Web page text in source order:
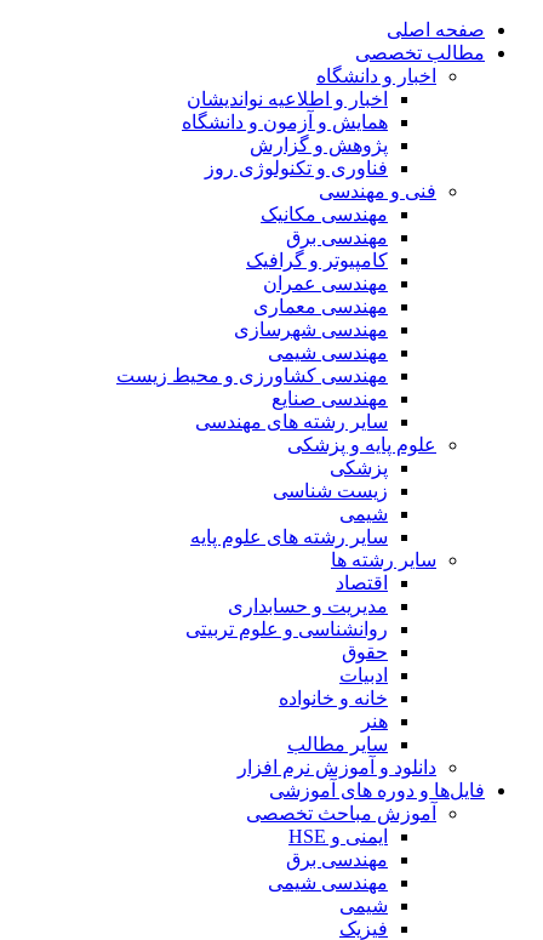
صفحه اصلی
مطالب تخصصی
اخبار و دانشگاه
اخبار و اطلاعیه نواندیشان
همایش و آزمون و دانشگاه
پژوهش و گزارش
فناوری و تکنولوژی روز
فنی و مهندسی
مهندسی مکانیک
مهندسی برق
کامپیوتر و گرافیک
مهندسی عمران
مهندسی معماری
مهندسی شهرسازی
مهندسی شیمی
مهندسی کشاورزی و محیط زیست
مهندسی صنایع
سایر رشته های مهندسی
علوم پایه و پزشکی
پزشکی
زیست شناسی
شیمی
سایر رشته های علوم پایه
سایر رشته ها
اقتصاد
مدیریت و حسابداری
روانشناسی و علوم تربیتی
حقوق
ادبیات
خانه و خانواده
هنر
سایر مطالب
دانلود و آموزش نرم افزار
فایل‌ها و دوره های آموزشی
آموزش مباحث تخصصی
ایمنی و HSE
مهندسی برق
مهندسی شیمی
شیمی
فیزیک